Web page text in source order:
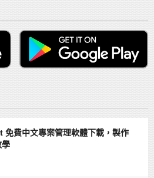
費中文專案管理軟體下載，製作
學